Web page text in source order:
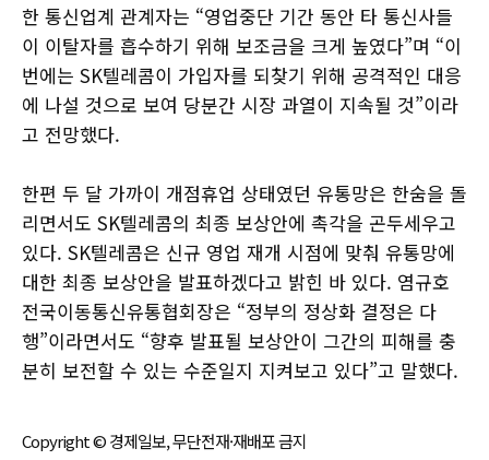
한 통신업계 관계자는 “영업중단 기간 동안 타 통신사들
이 이탈자를 흡수하기 위해 보조금을 크게 높였다”며 “이
번에는 SK텔레콤이 가입자를 되찾기 위해 공격적인 대응
에 나설 것으로 보여 당분간 시장 과열이 지속될 것”이라
고 전망했다.
한편 두 달 가까이 개점휴업 상태였던 유통망은 한숨을 돌
리면서도 SK텔레콤의 최종 보상안에 촉각을 곤두세우고
있다. SK텔레콤은 신규 영업 재개 시점에 맞춰 유통망에
대한 최종 보상안을 발표하겠다고 밝힌 바 있다. 염규호
전국이동통신유통협회장은 “정부의 정상화 결정은 다
행”이라면서도 “향후 발표될 보상안이 그간의 피해를 충
분히 보전할 수 있는 수준일지 지켜보고 있다”고 말했다.
Copyright © 경제일보, 무단전재·재배포 금지